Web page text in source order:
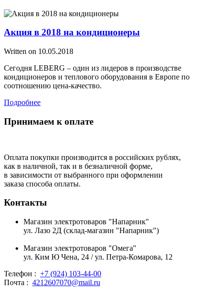
Акция в 2018 на кондиционеры
Written on 10.05.2018
Сегодня LEBERG – один из лидеров в производстве
кондиционеров и теплового оборудования в Европе по
соотношению цена-качество.
Подробнее
Принимаем к оплате
Оплата покупки производится в российских рублях,
как в наличной, так и в безналичной форме,
в зависимости от выбранного при оформлении
заказа способа оплаты.
Контакты
Магазин электротоваров "Напарник"
ул. Лазо 2Д (склад-магазин "Напарник")
Магазин электротоваров "Омега"
ул. Ким Ю Чена, 24 / ул. Петра-Комарова, 12
Телефон : +7 (924) 103-44-00
Почта : 4212607070@mail.ru